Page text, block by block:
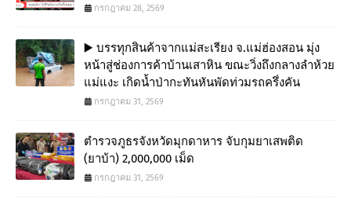
กรกฎาคม 28, 2569
▶️ บรรทุกสินค้าจากแม่สะเรียง จ.แม่ฮ่องสอน มุ่ง
หน้าสู่ช่องการค้าบ้านเสาหิน ขณะวิ่งถึงกลางลำห้วย
แม่แงะ เกิดน้ำป่ากะทันหันพัดท่วมรถครึ่งคัน
กรกฎาคม 31, 2569
ตำรวจภูธรจังหวัดมุกดาหาร จับกุมยาเสพติด
(ยาบ้า) 2,000,000 เม็ด
กรกฎาคม 31, 2569